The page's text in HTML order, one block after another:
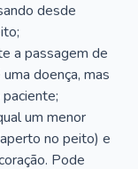
desde
a passagem de
doença, mas
um menor
no peito) e
Pode